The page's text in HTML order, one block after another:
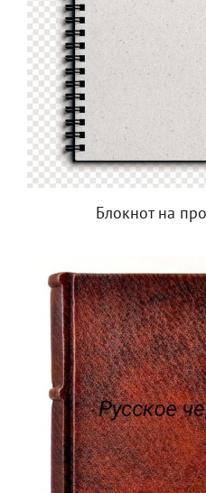
Блокнот на